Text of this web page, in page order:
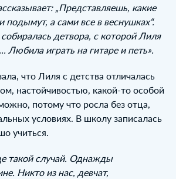
„Представляешь, какие
а сами все в веснушках“.
детвора, с которой Лиля
Любила играть на гитаре и петь».
что Лиля с детства отличалась
настойчивостью, какой-то особой
потому что росла без отца,
условиях. В школу записалась
учиться.
такой случай. Однажды
Никто из нас, девчат,